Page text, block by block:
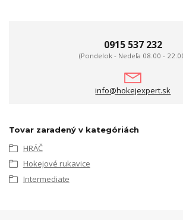
0915 537 232
(Pondelok - Nedeľa 08.00 -
info@hokejexpert.sk
Tovar zaradený v kategóriách
HRÁČ
Hokejové rukavice
Intermediate